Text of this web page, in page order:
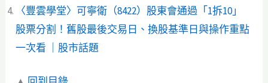
〈豐雲學堂〉​​可寧衛（8422）股東會通過「1拆10」
股票分割！舊股最後交易日、換股基準日與操作重點
一次看 ｜股市話題